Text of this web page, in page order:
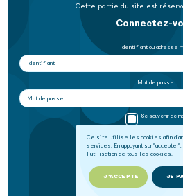
Ce site utilise les cookies afin
services. En appuyant sur
l'utilisation de tous les cookies.
J'ACCEPTE JE
Cette partie du site est
Connectez-
Identifiant ou adresse
Mot de passe
Se souvenir de
SE CONNECTER
Mot de passe oublié